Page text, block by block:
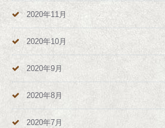
2020年11月
2020年10月
2020年9月
2020年8月
2020年7月